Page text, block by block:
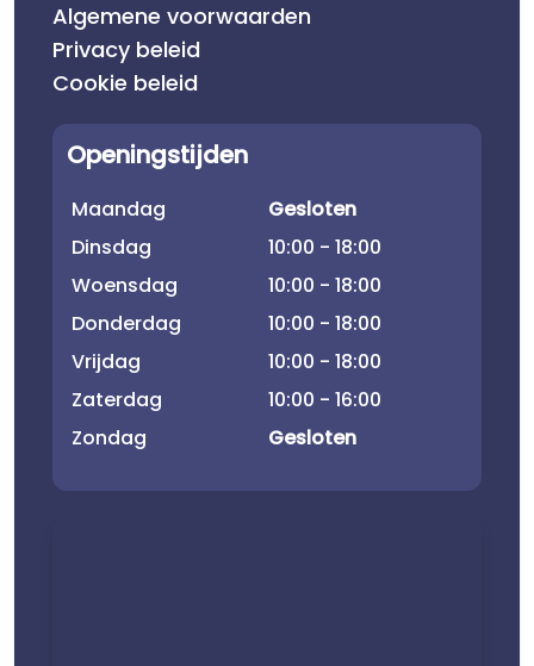
Algemene voorwaarden
Privacy beleid
Cookie beleid
Openingstijden
Maandag
Gesloten
Dinsdag
10:00 - 18:00
Woensdag
10:00 - 18:00
Donderdag
10:00 - 18:00
Vrijdag
10:00 - 18:00
Zaterdag
10:00 - 16:00
Zondag
Gesloten